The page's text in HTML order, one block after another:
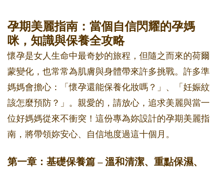
孕期美麗指南：當個自信閃耀的孕媽
咪，知識與保養全攻略
懷孕是女人生命中最奇妙的旅程，但隨之而來的荷爾
蒙變化，也常常為肌膚與身體帶來許多挑戰。許多準
媽媽會擔心：「懷孕還能保養化妝嗎？」、「妊娠紋
該怎麼預防？」。親愛的，請放心，追求美麗與當一
位好媽媽從來不衝突！這份專為妳設計的孕期美麗指
南，將帶領妳安心、自信地度過這十個月。
第一章：基礎保養篇 – 溫和清潔、重點保濕、